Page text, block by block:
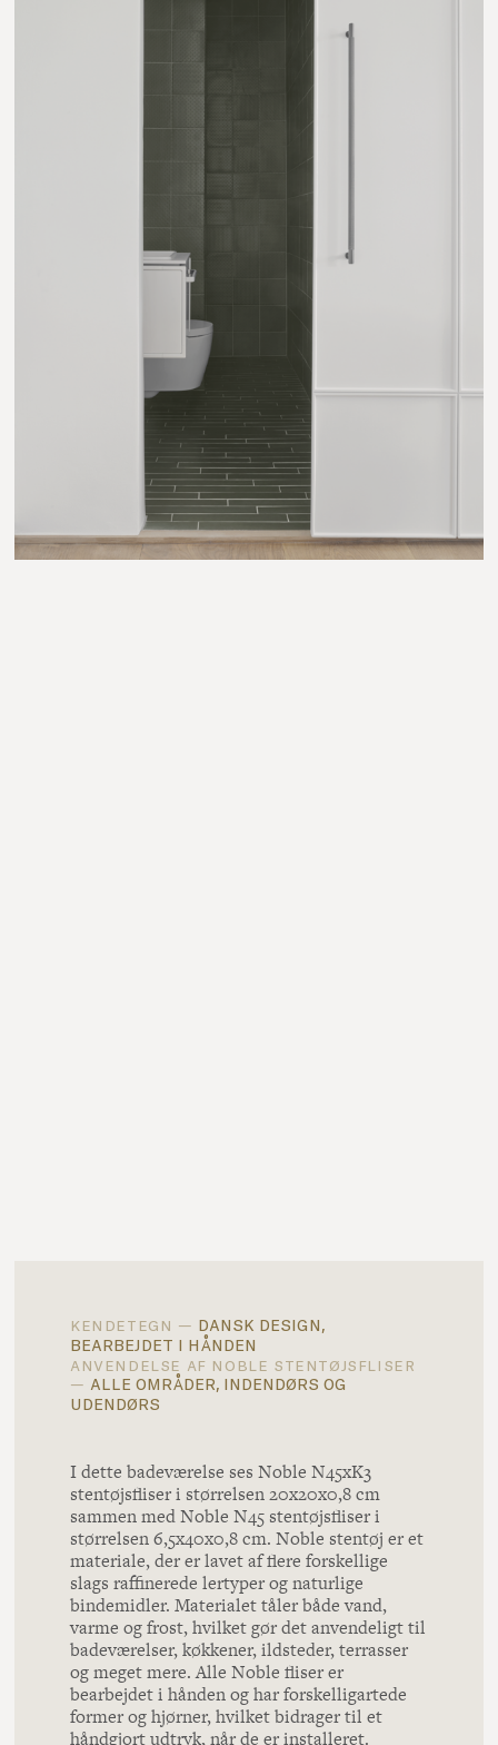
kendetegn —
dansk design,
bearbejdet i hånden
anvendelse af noble stentøjsfliser
— alle områder, indendørs og
udendørs
I dette badeværelse ses Noble N45xK3
stentøjsfliser i størrelsen 20x20x0,8 cm
sammen med Noble N45 stentøjsfliser i
størrelsen 6,5x40x0,8 cm. Noble stentøj er et
materiale, der er lavet af flere forskellige
slags raffinerede lertyper og naturlige
bindemidler. Materialet tåler både vand,
varme og frost, hvilket gør det anvendeligt til
badeværelser, køkkener, ildsteder, terrasser
og meget mere. Alle Noble fliser er
bearbejdet i hånden og har forskelligartede
former og hjørner, hvilket bidrager til et
håndgjort udtryk, når de er installeret.